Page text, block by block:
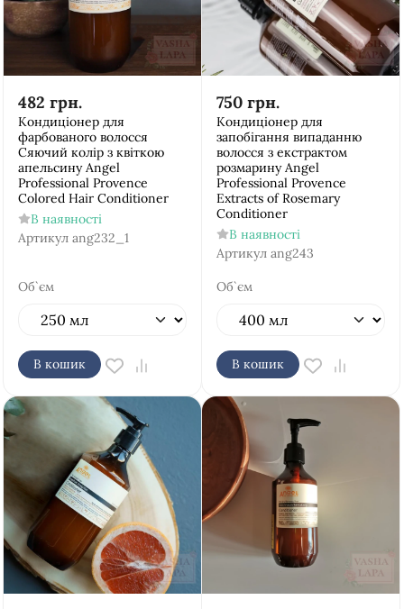
482 грн.
Кондиціонер для
фарбованого волосся
Сяючий колір з квіткою
апельсину Аngel
Рrofessional Provence
Colored Hair Conditioner
В наявності
Артикул ang232_1
Об`єм
В кошик
750 грн.
Кондиціонер для
запобігання випаданню
волосся з екстрактом
розмарину Аngel
Рrofessional Provence
Extracts of Rosemary
Conditioner
В наявності
Артикул ang243
Об`єм
В кошик